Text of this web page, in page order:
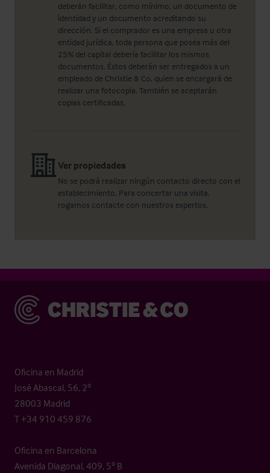
deberán facilitar, como mínimo, un documento de
identidad y un documento acreditando su
dirección. Si el comprador es una empresa u otra
entidad jurídica, toda persona que posea más del
25% del capital debería facilitar los mismos
documentos. Éstos deberán ser entregados a un
empleado de Christie & Co, quien se encargará de
realizar una fotocopia. También se aceptarán
copias certificadas.
Ver propiedades
No se podrá realizar ningún contacto directo con el
establecimiento. Para concertar una visita,
rogamos contacte con nuestros expertos.
Christie & Co
Oficina en Madrid
José Abascal, 56, 2º
28003 Madrid
T +34 910 459 876
Oficina en Barcelona
Avenida Diagonal, 409, 5º B